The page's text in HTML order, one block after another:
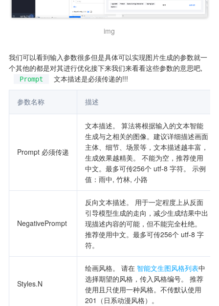
img
我们可以看到输入参数很多但是具体可以实现图片生成的参数就一
个其他的都是对其进行优化接下来我们来看看这些参数的意思吧,
Prompt 文本描述是必须传递的!!!
参数名称 描述
Prompt 必须传递
文本描述。 算法将根据输入的文本智能
生成与之相关的图像。建议详细描述画面
主体、细节、场景等，文本描述越丰富，
生成效果越精美。 不能为空，推荐使用
中文。最多可传256个 utf-8 字符。 示例
值：雨中, 竹林, 小路
NegativePrompt
反向文本描述。 用于一定程度上从反面
引导模型生成的走向，减少生成结果中出
现描述内容的可能，但不能完全杜绝。
推荐使用中文。最多可传256个 utf-8 字
符。
Styles.N
绘画风格。 请在 智能文生图风格列表中
选择期望的风格，传入风格编号。 推荐
使用且只使用一种风格。不传默认使用
201（日系动漫风格）。